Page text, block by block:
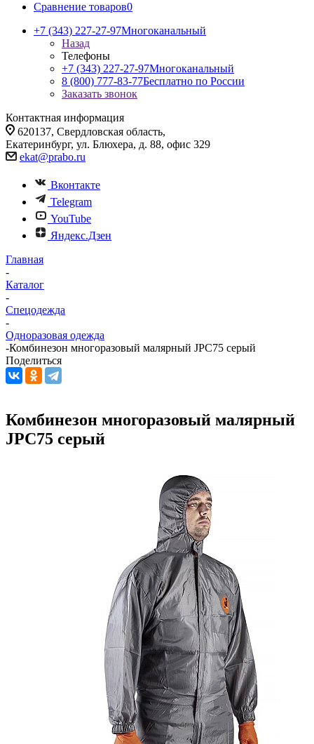
Сравнение товаров0
+7 (343) 227-27-97Многоканальный
Назад
Телефоны
+7 (343) 227-27-97Многоканальный
8 (800) 777-83-77Бесплатно по России
Заказать звонок
Контактная информация
620137, Свердловская область,
Екатеринбург, ул. Блюхера, д. 88, офис 329
ekat@prabo.ru
Вконтакте
Telegram
YouTube
Яндекс.Дзен
Главная
-
Каталог
-
Спецодежда
-
Одноразовая одежда
-Комбинезон многоразовый малярный JPC75 серый
Поделиться
Комбинезон многоразовый малярный
JPC75 серый